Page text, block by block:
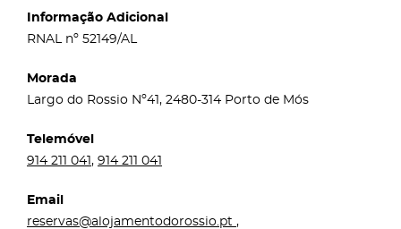
Informação Adicional
RNAL nº 52149/AL
Morada
Largo do Rossio Nº41, 2480-314 Porto de Mós
Telemóvel
914 211 041, 914 211 041
Email
reservas@alojamentodorossio.pt ,